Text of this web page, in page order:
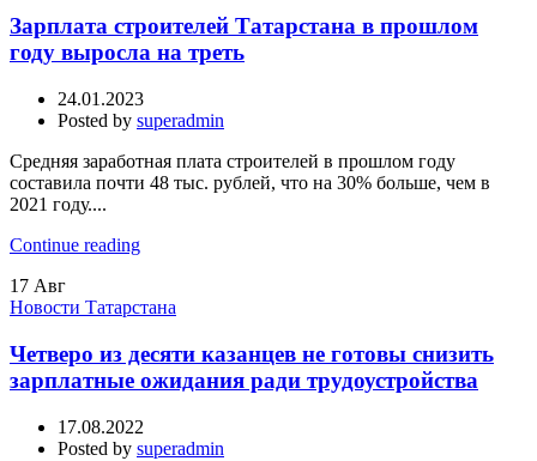
Зарплата строителей Татарстана в прошлом
году выросла на треть
24.01.2023
Posted by superadmin
Средняя заработная плата строителей в прошлом году
составила почти 48 тыс. рублей, что на 30% больше, чем в
2021 году....
Continue reading
17 Авг
Новости Татарстана
Четверо из десяти казанцев не готовы снизить
зарплатные ожидания ради трудоустройства
17.08.2022
Posted by superadmin